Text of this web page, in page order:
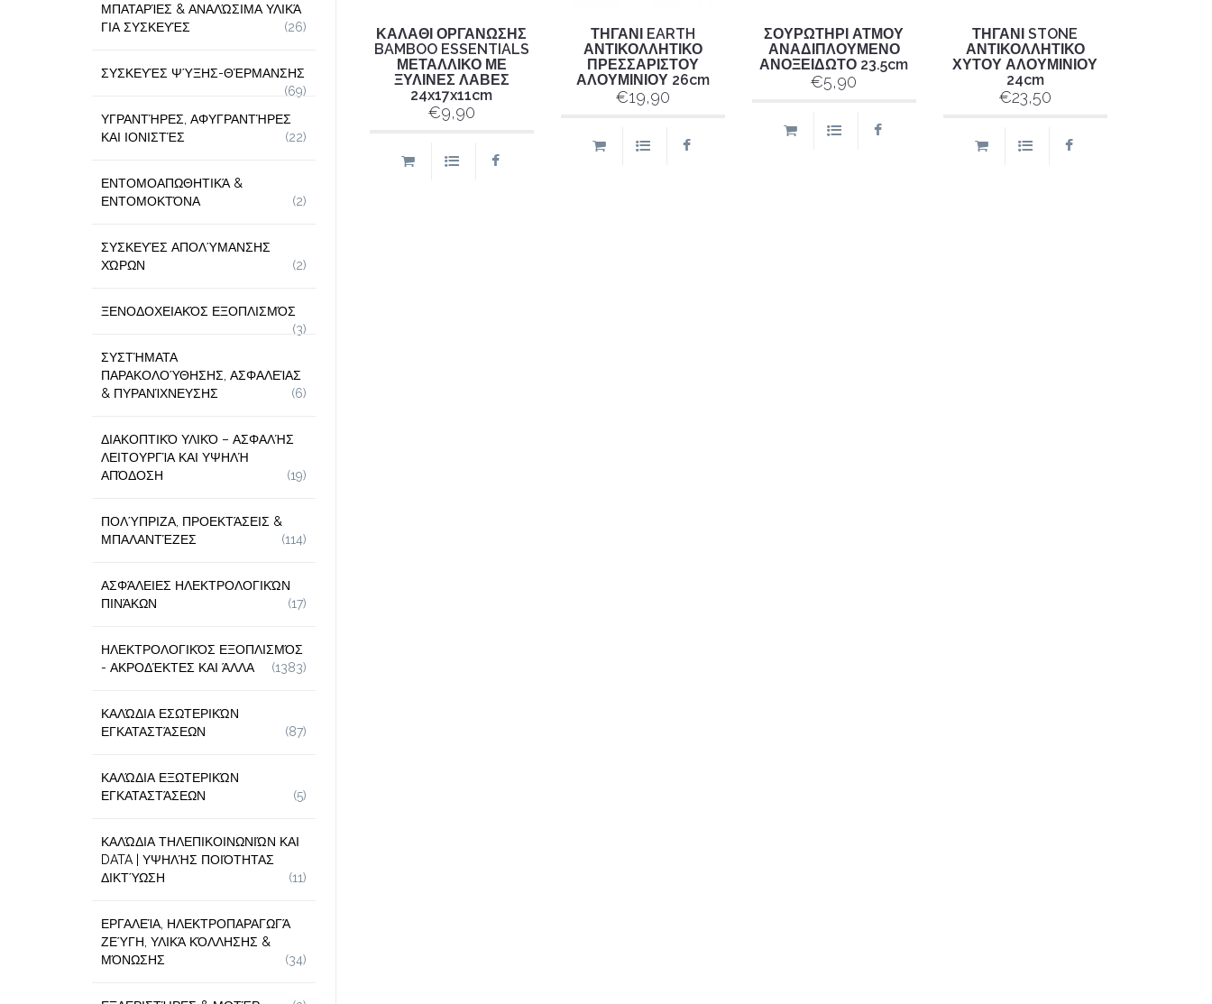
ΚΑΛΑΘΙ ΟΡΓΑΝΩΣΗΣ
BAMBOO ESSENTIALS
ΜΕΤΑΛΛΙΚΟ ΜΕ
ΞΥΛΙΝΕΣ ΛΑΒΕΣ
24x17x11cm
€9,90
ΤΗΓΑΝΙ EARTH
ΑΝΤΙΚΟΛΛΗΤΙΚΟ
ΠΡΕΣΣΑΡΙΣΤΟΥ
ΑΛΟΥΜΙΝΙΟΥ 26cm
€19,90
ΣΟΥΡΩΤΗΡΙ ΑΤΜΟΥ
ΑΝΑΔΙΠΛΟΥΜΕΝΟ
ΑΝΟΞΕΙΔΩΤΟ 23.5cm
€5,90
ΤΗΓΑΝΙ STONE
ΑΝΤΙΚΟΛΛΗΤΙΚΟ
ΧΥΤΟΥ ΑΛΟΥΜΙΝΙΟΥ
24cm
€23,50
ΜΠΑΤΑΡΊΕΣ & ΑΝΑΛΏΣΙΜΑ ΥΛΙΚΆ
ΓΙΑ ΣΥΣΚΕΥΈΣ
(26)
ΣΥΣΚΕΥΈΣ ΨΎΞΗΣ-ΘΈΡΜΑΝΣΗΣ
(69)
ΥΓΡΑΝΤΉΡΕΣ, ΑΦΥΓΡΑΝΤΉΡΕΣ
ΚΑΙ ΙΟΝΙΣΤΈΣ
(22)
ΕΝΤΟΜΟΑΠΩΘΗΤΙΚΆ &
ΕΝΤΟΜΟΚΤΌΝΑ
(2)
ΣΥΣΚΕΥΈΣ ΑΠΟΛΎΜΑΝΣΗΣ
ΧΏΡΩΝ
(2)
ΞΕΝΟΔΟΧΕΙΑΚΌΣ ΕΞΟΠΛΙΣΜΌΣ
(3)
ΣΥΣΤΉΜΑΤΑ
ΠΑΡΑΚΟΛΟΎΘΗΣΗΣ, ΑΣΦΑΛΕΊΑΣ
& ΠΥΡΑΝΊΧΝΕΥΣΗΣ
(6)
ΔΙΑΚΟΠΤΙΚΌ ΥΛΙΚΌ – ΑΣΦΑΛΉΣ
ΛΕΙΤΟΥΡΓΊΑ ΚΑΙ ΥΨΗΛΉ
ΑΠΌΔΟΣΗ
(19)
ΠΟΛΎΠΡΙΖΑ, ΠΡΟΕΚΤΆΣΕΙΣ &
ΜΠΑΛΑΝΤΈΖΕΣ
(114)
ΑΣΦΆΛΕΙΕΣ ΗΛΕΚΤΡΟΛΟΓΙΚΏΝ
ΠΙΝΆΚΩΝ
(17)
ΗΛΕΚΤΡΟΛΟΓΙΚΌΣ ΕΞΟΠΛΙΣΜΌΣ
- ΑΚΡΟΔΈΚΤΕΣ ΚΑΙ ΆΛΛΑ
(1383)
ΚΑΛΏΔΙΑ ΕΣΩΤΕΡΙΚΏΝ
ΕΓΚΑΤΑΣΤΆΣΕΩΝ
(87)
ΚΑΛΏΔΙΑ ΕΞΩΤΕΡΙΚΏΝ
ΕΓΚΑΤΑΣΤΆΣΕΩΝ
(5)
ΚΑΛΏΔΙΑ ΤΗΛΕΠΙΚΟΙΝΩΝΙΏΝ ΚΑΙ
DATA | ΥΨΗΛΉΣ ΠΟΙΌΤΗΤΑΣ
ΔΙΚΤΎΩΣΗ
(11)
ΕΡΓΑΛΕΊΑ, ΗΛΕΚΤΡΟΠΑΡΑΓΩΓΆ
ΖΕΎΓΗ, ΥΛΙΚΆ ΚΌΛΛΗΣΗΣ &
ΜΌΝΩΣΗΣ
(34)